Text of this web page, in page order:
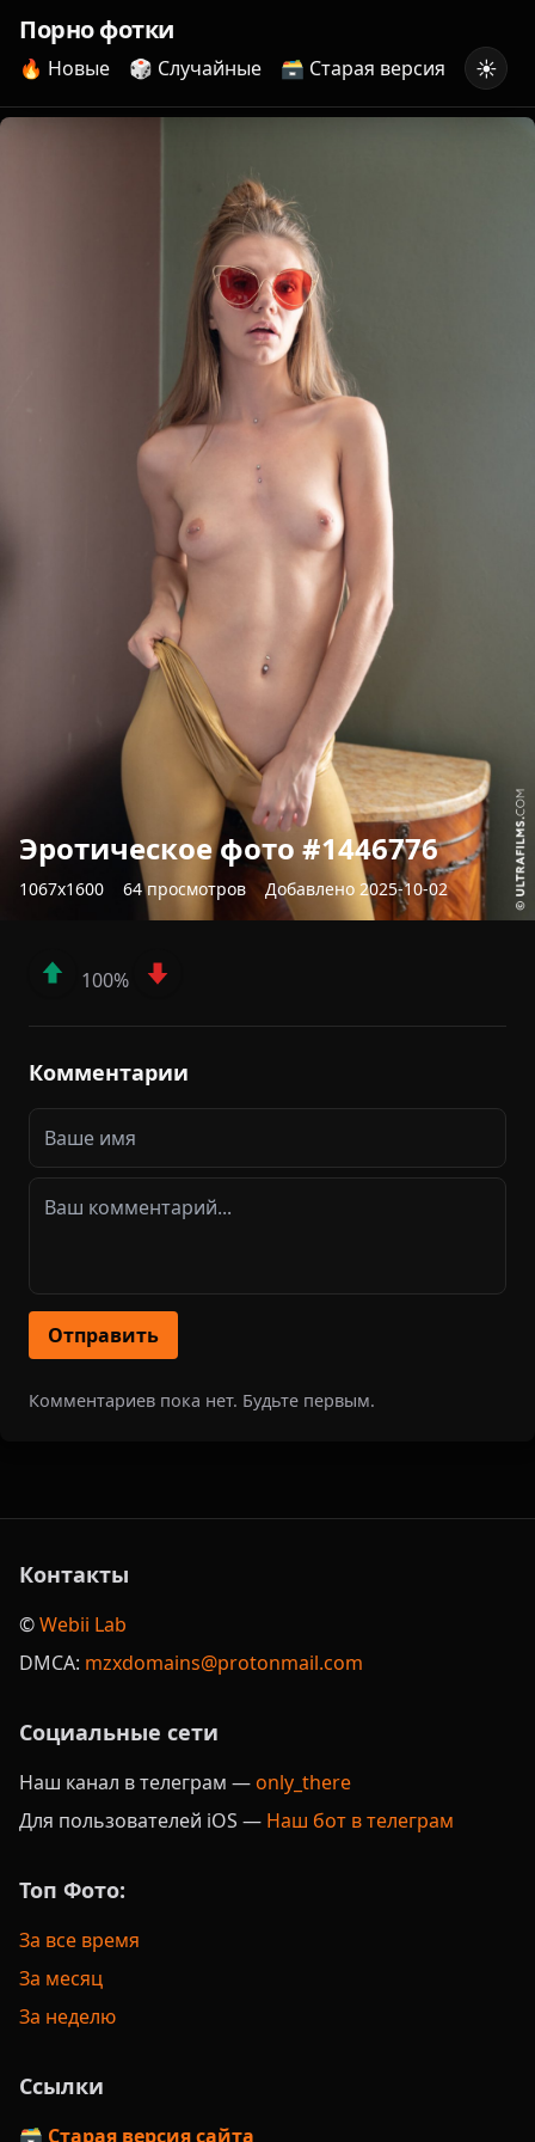
Порно фотки
🔥 Новые 🎲 Случайные 🗃️ Старая версия ☀️
Эротическое фото #1446776
1067x1600 64 просмотров Добавлено 2025-10-02
100%
Комментарии
Отправить
Комментариев пока нет. Будьте первым.
Контакты
©️Webii Lab
DMCA: mzxdomains@protonmail.com
Социальные сети
Наш канал в телеграм —only_there
Для пользователей iOS — Наш бот в телеграм
Топ Фото:
За все время
За месяц
За неделю
Ссылки
🗃️ Старая версия сайта